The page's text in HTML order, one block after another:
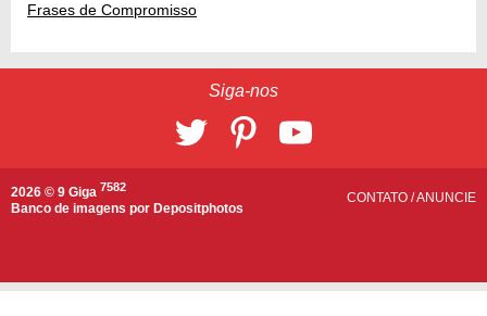
Frases de Compromisso
Siga-nos
2026 © 9 Giga 7582
Banco de imagens por Depositphotos
CONTATO /ANUNCIE